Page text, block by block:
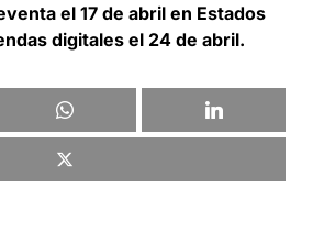
el 17 de abril en Estados
digitales el 24 de abril.